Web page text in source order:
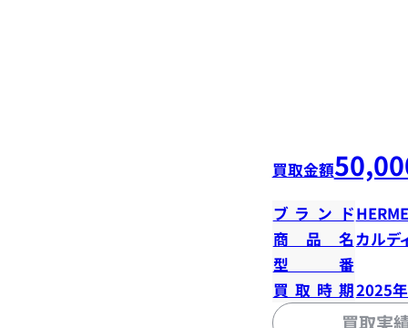
買取金額
ブランド
商品名 カルデ
型番
買取時期2025
買取実